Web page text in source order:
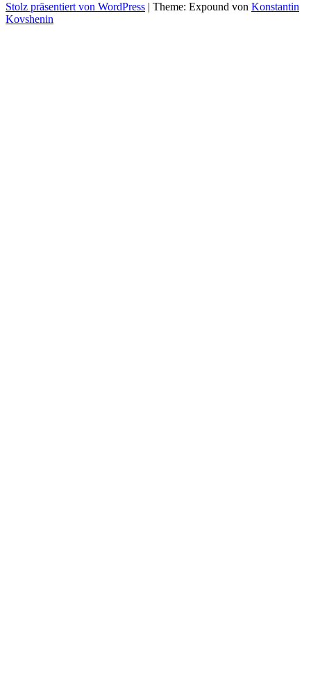
Stolz präsentiert von WordPress | Theme: Expound von Konstantin
Kovshenin